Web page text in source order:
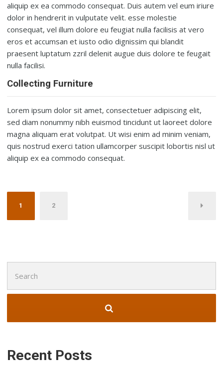
aliquip ex ea commodo consequat. Duis autem vel eum iriure
dolor in hendrerit in vulputate velit. esse molestie
consequat, vel illum dolore eu feugiat nulla facilisis at vero
eros et accumsan et iusto odio dignissim qui blandit
praesent luptatum zzril delenit augue duis dolore te feugait
nulla facilisi.
Collecting Furniture
Lorem ipsum dolor sit amet, consectetuer adipiscing elit,
sed diam nonummy nibh euismod tincidunt ut laoreet dolore
magna aliquam erat volutpat. Ut wisi enim ad minim veniam,
quis nostrud exerci tation ullamcorper suscipit lobortis nisl ut
aliquip ex ea commodo consequat.
1 2
for:
Recent Posts